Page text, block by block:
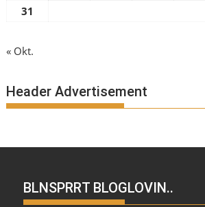
31
« Okt.
Header Advertisement
BLNSPRRT BLOGLOVIN..